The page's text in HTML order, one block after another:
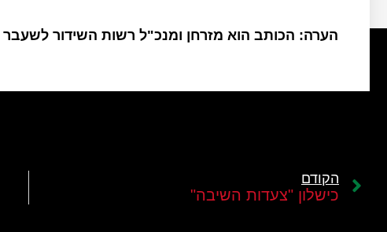
הערה: הכותב הוא מזרחן ומנכ"ל רשות השידור לשעבר
הקודם
כישלון "צעדות השיבה"